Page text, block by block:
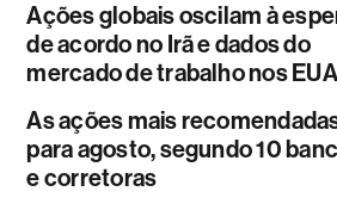
Ações globais oscilam à
de acordo no Irã e dados do
mercado de trabalho nos EUA
As ações mais
para agosto, segundo 10
e corretoras